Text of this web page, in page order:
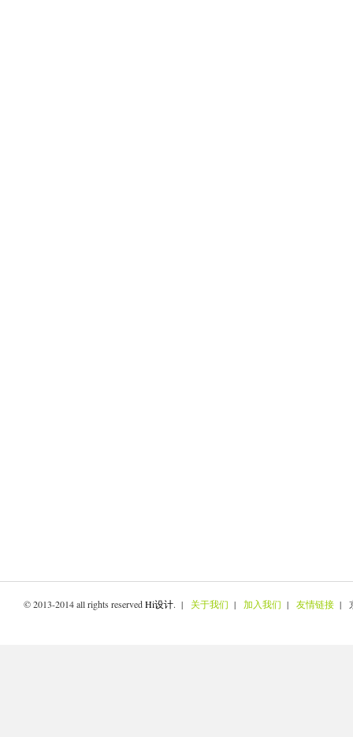
© 2013-2014 all rights reservedHi设计. | 关于我们 | 加入我们 | 友情链接 |